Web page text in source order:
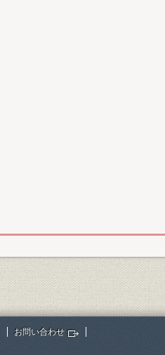
お問い合わせ